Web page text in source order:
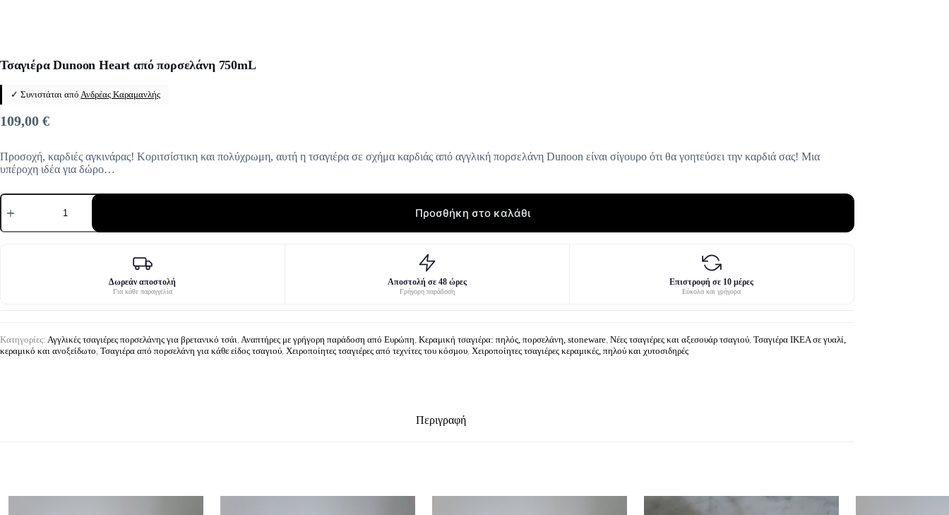
Τσαγιέρα Dunoon Heart από πορσελάνη 750mL
✓ Συνιστάται από Ανδρέας Καραμανλής
109,00 €
Προσοχή, καρδιές αγκινάρας! Κοριτσίστικη και πολύχρωμη, αυτή η τσαγιέρα σε σχήμα καρδιάς από αγγλική πορσελάνη Dunoon είναι σίγουρο ότι θα γοητεύσει την καρδιά σας! Μια
υπέροχη ιδέα για δώρο…
Τσαγιέρα
Dunoon
από
Προσθήκη στο καλάθι
Δωρεάν αποστολή
Για κάθε παραγγελία
Αποστολή σε 48 ώρες
Γρήγορη παράδοση
Επιστροφή σε 10 μέρες
Εύκολα και γρήγορα
Κατηγορίες: Αγγλικές τσαγιέρες πορσελάνης για βρετανικό τσάι Αναπτήρες με γρήγορη παράδοση από Ευρώπη Κεραμική τσαγιέρα: πηλός, πορσελάνη, stoneware Νέες τσαγιέρες και αξεσουάρ τσαγιού Τσαγιέρα IKEA σε γυαλί,
κεραμικό και ανοξείδωτο Τσαγιέρα από πορσελάνη για κάθε είδος τσαγιού Χειροποίητες τσαγιέρες από τεχνίτες του κόσμου Χειροποίητες τσαγιέρες κεραμικές, πηλού και χυτοσιδηρές
Περιγραφή